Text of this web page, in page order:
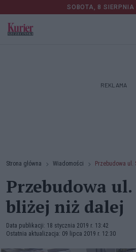
SOBOTA, 8 SIERPNIA
REKLAMA
Strona główna Wiadomości Przebudowa
Przebudowa ul.
bliżej niż dalej
Data publikacji: 18 stycznia 2019 r. 13:42
Ostatnia aktualizacja: 09 lipca 2019 r. 12:30